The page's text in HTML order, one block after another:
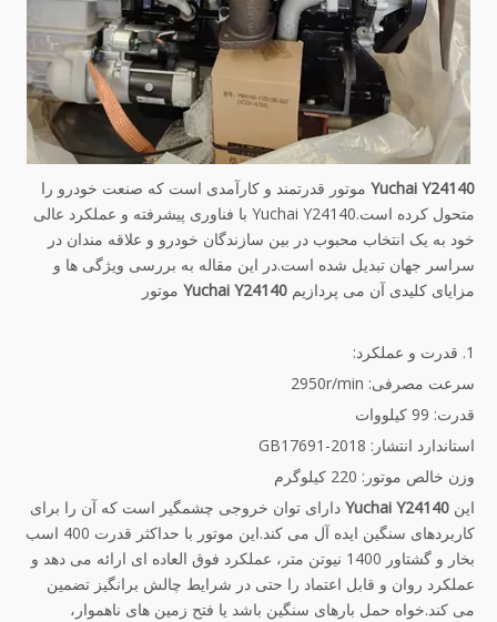
Yuchai Y24140 موتور قدرتمند و کارآمدی است که صنعت خودرو را
متحول کرده است.Yuchai Y24140 با فناوری پیشرفته و عملکرد عالی
خود به یک انتخاب محبوب در بین سازندگان خودرو و علاقه مندان در
سراسر جهان تبدیل شده است.در این مقاله به بررسی ویژگی ها و
مزایای کلیدی آن می پردازیم Yuchai Y24140 موتور
1. قدرت و عملکرد:
سرعت مصرفی: 2950r/min
قدرت: 99 کیلووات
استاندارد انتشار: GB17691-2018
وزن خالص موتور: 220 کیلوگرم
این Yuchai Y24140 دارای توان خروجی چشمگیر است که آن را برای
کاربردهای سنگین ایده آل می کند.این موتور با حداکثر قدرت 400 اسب
بخار و گشتاور 1400 نیوتن متر، عملکرد فوق العاده ای ارائه می دهد و
عملکرد روان و قابل اعتماد را حتی در شرایط چالش برانگیز تضمین
می کند.خواه حمل بارهای سنگین باشد یا فتح زمین های ناهموار،